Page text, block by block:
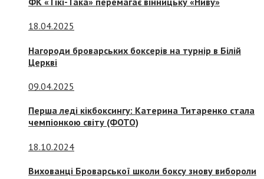
18.04.2025
Нагороди броварських боксерів на турнір в Білій
Церкві
09.04.2025
Перша леді кікбоксингу: Катерина Титаренко стала
чемпіонкою світу (ФОТО)
18.10.2024
Вихованці Броварської школи боксу знову вибороли